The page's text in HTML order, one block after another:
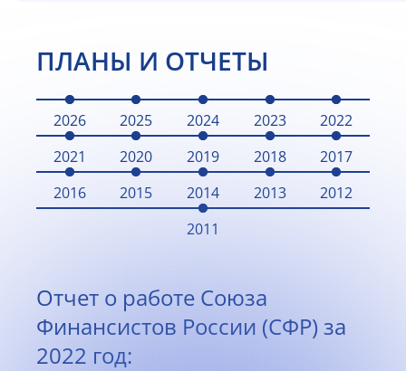
ПЛАНЫ И ОТЧЕТЫ
2026 2025 2024 2023
2022
2021
2020 2019 2018
2017
2016
2015 2014 2013
2012
2011
Отчет о работе Союза
Финансистов России (СФР) за
2022 год: